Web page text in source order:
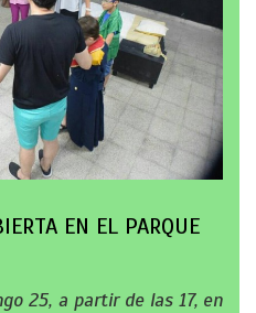
EN EL PARQUE
25, a partir de las 17, en